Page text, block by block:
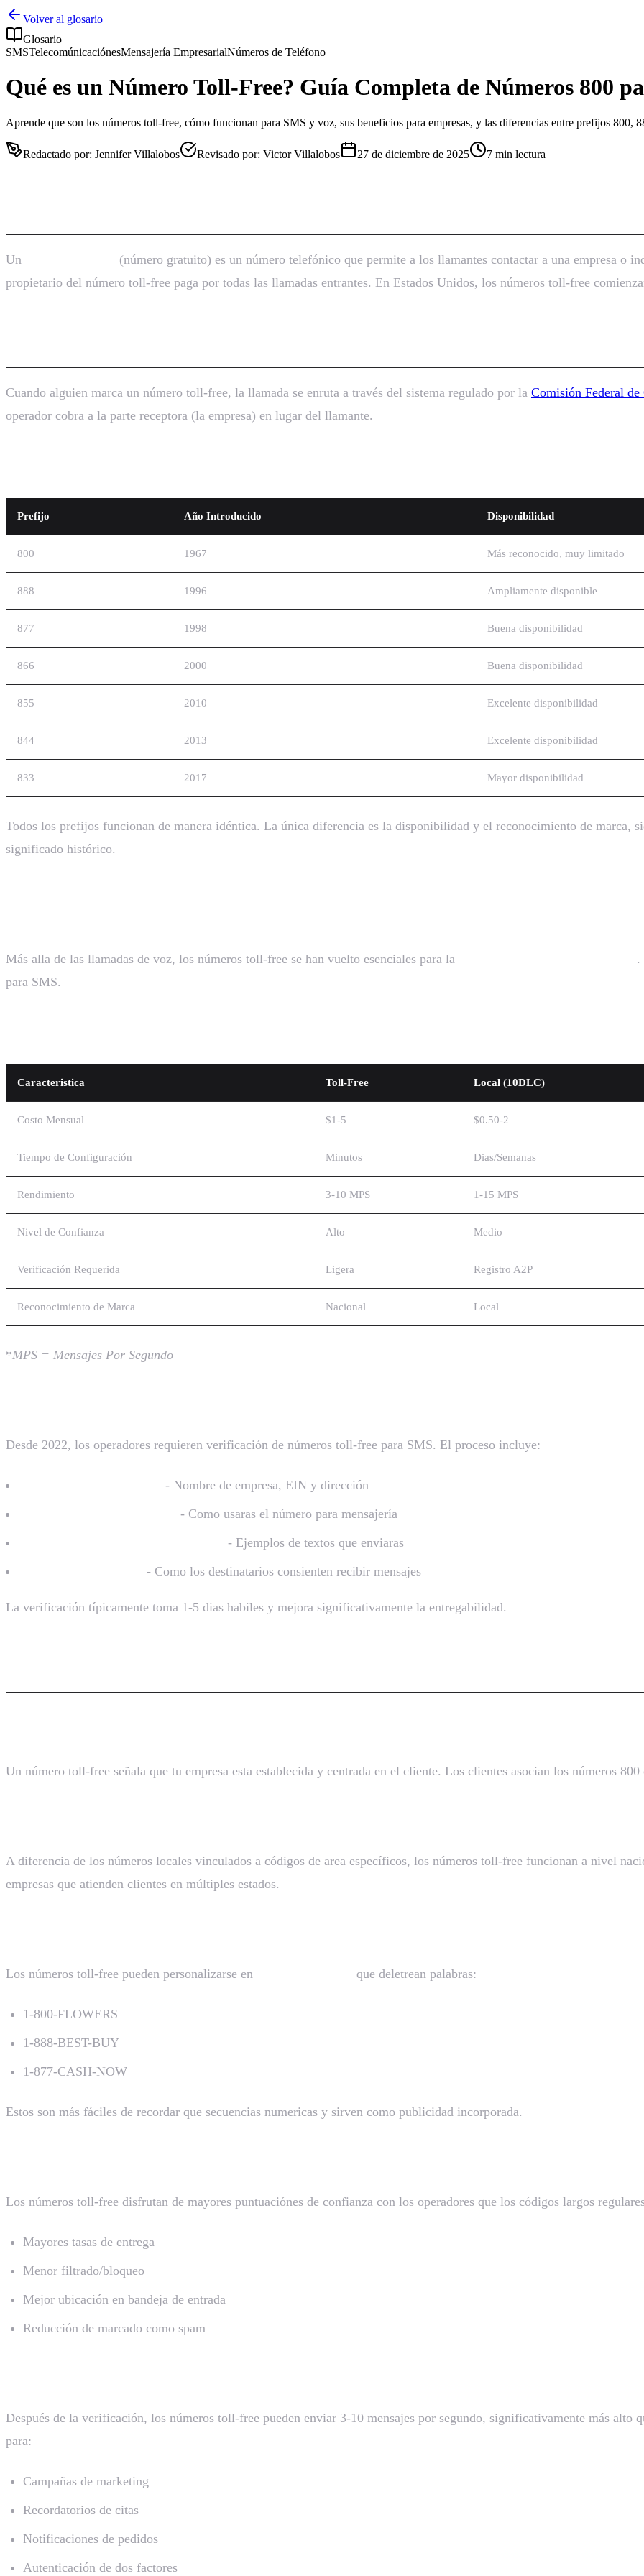
Volver al glosario
Glosario
SMSTelecomúnicaciónesMensajería EmpresarialNúmeros de Teléfono
Qué es un Número Toll-Free? Guía Completa de Números 800
Aprende que son los números toll-free, cómo funcionan para SMS y voz, sus beneficios para empresas, y las diferencias entre prefijos 800,
Redactado por: Jennifer Villalobos Revisado por: Victor Villalobos 27 de diciembre de 2025 7 min lectura
Un
(número gratuito) es un número telefónico que permite a los llamantes contactar a una empresa o
propietario del número toll-free paga por todas las llamadas entrantes. En Estados Unidos, los números toll-free
Cuando alguien marca un número toll-free, la llamada se enruta a través del sistema regulado por la Comisión Federal
operador cobra a la parte receptora (la empresa) en lugar del llamante.
Prefijo Año Introducido Disponibilidad
800 1967 Más reconocido, muy limitado
888 1996 Ampliamente disponible
877 1998 Buena disponibilidad
866 2000 Buena disponibilidad
855 2010 Excelente disponibilidad
844 2013 Excelente disponibilidad
833 2017 Mayor disponibilidad
Todos los prefijos funcionan de manera idéntica. La única diferencia es la disponibilidad y el reconocimiento de marca,
significado histórico.
Más alla de las llamadas de voz, los números toll-free se han vuelto esenciales para la
.
para SMS.
Caracteristica Toll-Free Local (10DLC)
Costo Mensual $1-5 $0.50-2
Tiempo de Configuración Minutos Dias/Semanas
Rendimiento 3-10 MPS 1-15 MPS
Nivel de Confianza Alto Medio
Verificación Requerida Ligera Registro A2P
Reconocimiento de Marca Nacional Local
*MPS = Mensajes Por Segundo
Desde 2022, los operadores requieren verificación de números toll-free para SMS. El proceso incluye:
- Nombre de empresa, EIN y dirección
- Como usaras el número para mensajería
- Ejemplos de textos que enviaras
- Como los destinatarios consienten recibir mensajes
La verificación típicamente toma 1-5 dias habiles y mejora significativamente la entregabilidad.
Un número toll-free señala que tu empresa esta establecida y centrada en el cliente. Los clientes asocian los números
A diferencia de los números locales vinculados a códigos de area específicos, los números toll-free funcionan a nivel
empresas que atienden clientes en múltiples estados.
Los números toll-free pueden personalizarse en que deletrean palabras:
1-800-FLOWERS
1-888-BEST-BUY
1-877-CASH-NOW
Estos son más fáciles de recordar que secuencias numericas y sirven como publicidad incorporada.
Los números toll-free disfrutan de mayores puntuaciónes de confianza con los operadores que los códigos largos
Mayores tasas de entrega
Menor filtrado/bloqueo
Mejor ubicación en bandeja de entrada
Reducción de marcado como spam
Después de la verificación, los números toll-free pueden enviar 3-10 mensajes por segundo, significativamente más alto
para:
Campañas de marketing
Recordatorios de citas
Notificaciones de pedidos
Autenticación de dos factores